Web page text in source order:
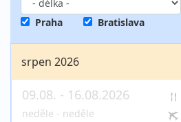
Praha Bratislava
srpen 2026
09.08. - 16.08.2026
neděle - neděle